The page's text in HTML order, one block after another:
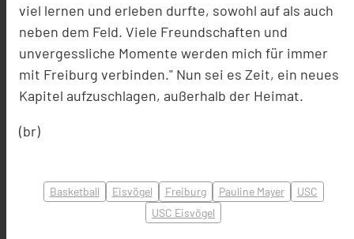
viel lernen und erleben durfte, sowohl auf als auch
neben dem Feld. Viele Freundschaften und
unvergessliche Momente werden mich für immer
mit Freiburg verbinden." Nun sei es Zeit, ein neues
Kapitel aufzuschlagen, außerhalb der Heimat.
(br)
Basketball Eisvögel Freiburg Pauline Mayer
USC
USC Eisvögel